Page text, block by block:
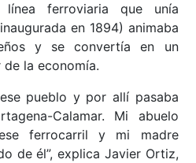
ferroviaria que unía
en 1894) animaba
y se convertía en un
la economía.
pueblo y por allí pasaba
Calamar. Mi abuelo
ferrocarril y mi madre
de él”, explica Javier Ortiz,